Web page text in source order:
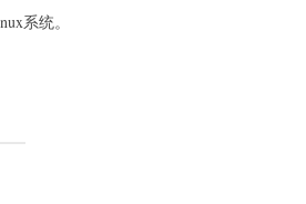
系统。